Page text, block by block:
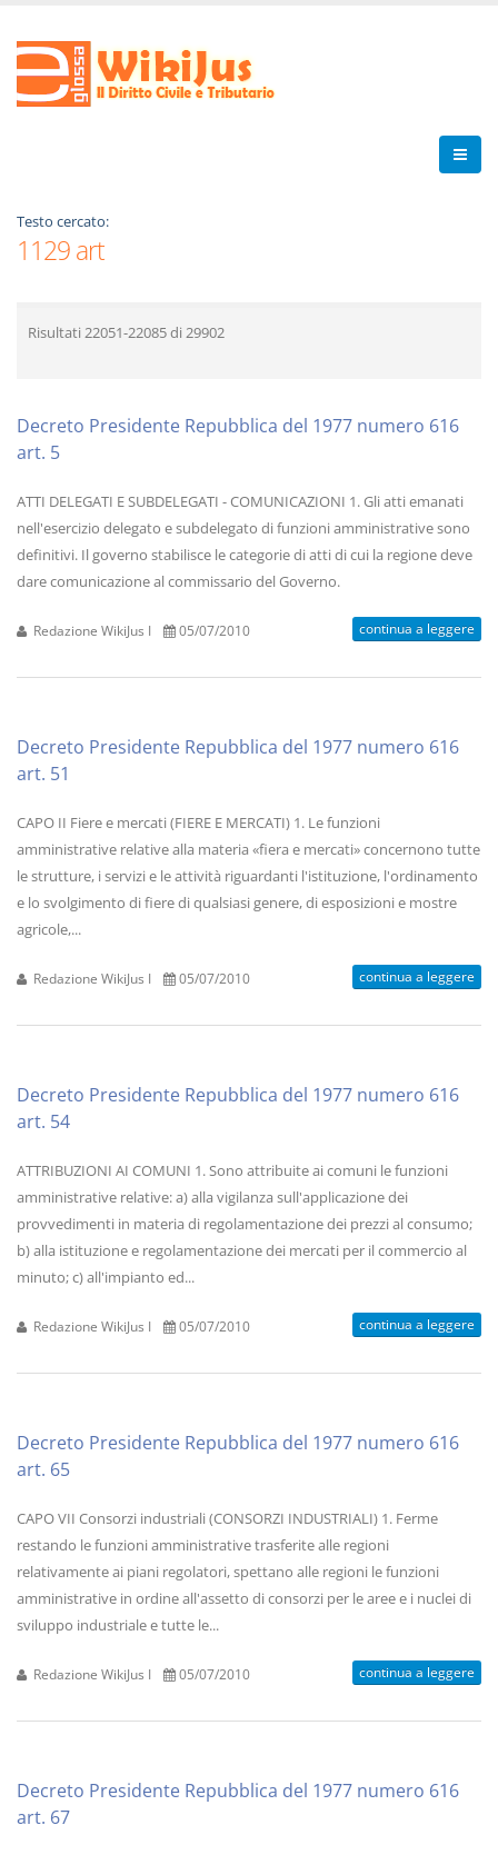
Testo cercato:
1129 art
Risultati 22051-22085di 29902
Decreto Presidente Repubblica del 1977 numero 616
art. 5
ATTI DELEGATI E SUBDELEGATI - COMUNICAZIONI 1. Gli atti emanati
nell'esercizio delegato e subdelegato di funzioni amministrative sono
definitivi. Il governo stabilisce le categorie di atti di cui la regione deve
dare comunicazione al commissario del Governo.
Redazione WikiJus I 05/07/2010 continua a leggere
Decreto Presidente Repubblica del 1977 numero 616
art. 51
CAPO II Fiere e mercati (FIERE E MERCATI) 1. Le funzioni
amministrative relative alla materia «fiera e mercati» concernono tutte
le strutture, i servizi e le attività riguardanti l'istituzione, l'ordinamento
e lo svolgimento di fiere di qualsiasi genere, di esposizioni e mostre
agricole,...
Redazione WikiJus I 05/07/2010 continua a leggere
Decreto Presidente Repubblica del 1977 numero 616
art. 54
ATTRIBUZIONI AI COMUNI 1. Sono attribuite ai comuni le funzioni
amministrative relative: a) alla vigilanza sull'applicazione dei
provvedimenti in materia di regolamentazione dei prezzi al consumo;
b) alla istituzione e regolamentazione dei mercati per il commercio al
minuto; c) all'impianto ed...
Redazione WikiJus I 05/07/2010 continua a leggere
Decreto Presidente Repubblica del 1977 numero 616
art. 65
CAPO VII Consorzi industriali (CONSORZI INDUSTRIALI) 1. Ferme
restando le funzioni amministrative trasferite alle regioni
relativamente ai piani regolatori, spettano alle regioni le funzioni
amministrative in ordine all'assetto di consorzi per le aree e i nuclei di
sviluppo industriale e tutte le...
Redazione WikiJus I 05/07/2010 continua a leggere
Decreto Presidente Repubblica del 1977 numero 616
art. 67